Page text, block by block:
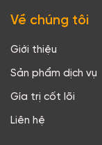
Về chúng tôi
Giới thiệu
Sản phẩm dịch vụ
Gía trị cốt lõi
Liên hệ